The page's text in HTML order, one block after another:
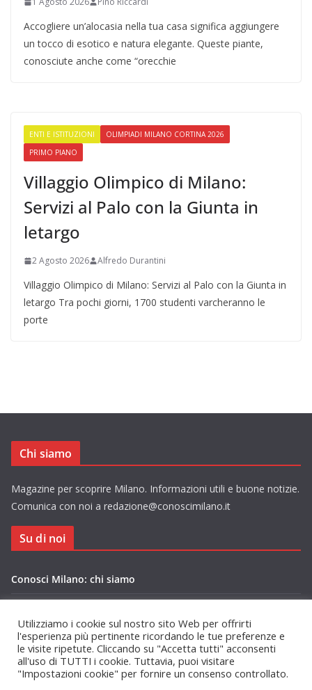
Accogliere un’alocasia nella tua casa significa aggiungere
un tocco di esotico e natura elegante. Queste piante,
conosciute anche come “orecchie
ENTI E ISTITUZIONI
OLIMPIADI MILANO CORTINA 2026
PRIMO PIANO
Villaggio Olimpico di Milano:
Servizi al Palo con la Giunta in
letargo
2 Agosto 2026 Alfredo Durantini
Villaggio Olimpico di Milano: Servizi al Palo con la Giunta in
letargo Tra pochi giorni, 1700 studenti varcheranno le
porte
Chi siamo
Magazine per scoprire Milano. Informazioni utili e buone notizie.
Comunica con noi a redazione@conoscimilano.it
Su di noi
Conosci Milano: chi siamo
Utilizziamo i cookie sul nostro sito Web per offrirti
l'esperienza più pertinente ricordando le tue preferenze e
le visite ripetute. Cliccando su "Accetta tutti" acconsenti
all'uso di TUTTI i cookie. Tuttavia, puoi visitare
"Impostazioni cookie" per fornire un consenso controllato.